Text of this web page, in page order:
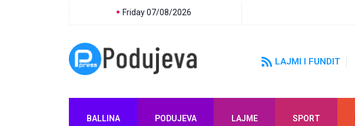
Friday 07/08/2026
LAJMI I FUNDIT
BALLINA PODUJEVA LAJME SPORT